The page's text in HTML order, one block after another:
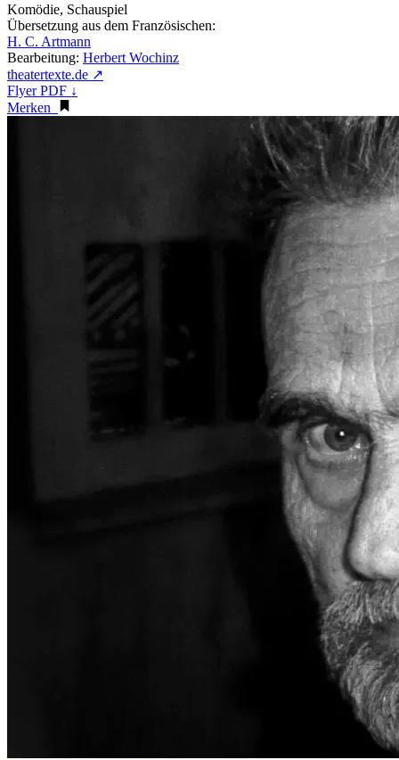
Komödie, Schauspiel
Übersetzung aus dem Französischen:
H. C. Artmann
Bearbeitung: Herbert Wochinz
theatertexte.de ↗
Flyer PDF ↓
Merken